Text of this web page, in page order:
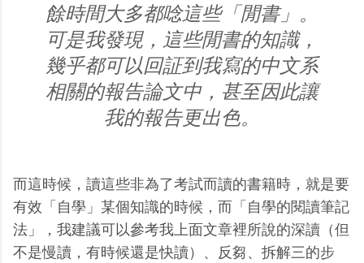
餘時間大多都唸這些「閒書」。
可是我發現，這些閒書的知識，
幾乎都可以回証到我寫的中文系
相關的報告論文中，甚至因此讓
我的報告更出色。
而這時候，讀這些非為了考試而讀的書籍時，就是要
有效「自學」某個知識的時候，而「自學的閱讀筆記
法」，我建議可以參考我上面文章裡所說的深讀（但
不是慢讀，有時候還是快讀）、反芻、拆解三的步